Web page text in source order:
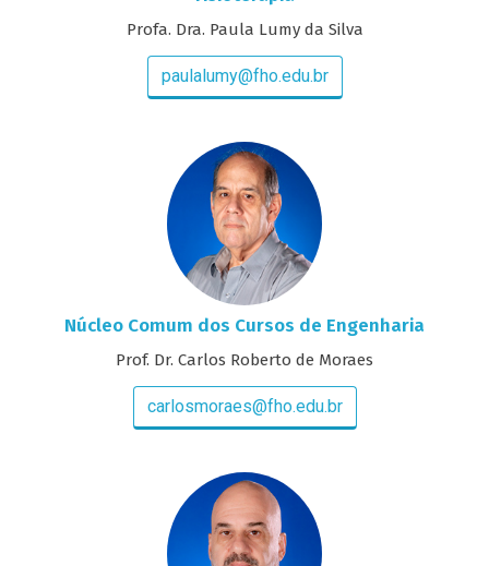
Profa. Dra. Paula Lumy da Silva
paulalumy@fho.edu.br
Núcleo Comum dos Cursos de Engenharia
Prof. Dr. Carlos Roberto de Moraes
carlosmoraes@fho.edu.br